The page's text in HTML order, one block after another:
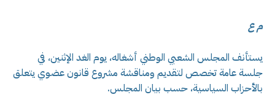
م ع
يستأنف المجلس الشعبي الوطني أشغاله، يوم الغد الإثنين، في
جلسة عامة تخصص لتقديم ومناقشة مشروع قانون عضوي يتعلق
بالأحزاب السياسية، حسب بيان المجلس.